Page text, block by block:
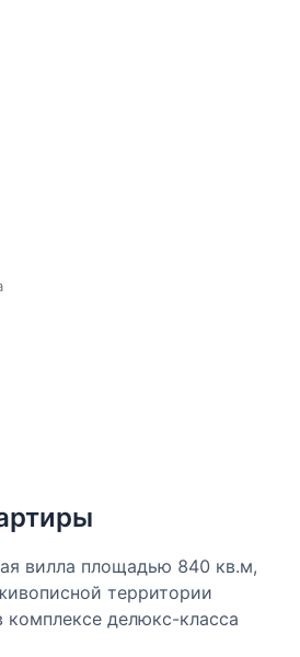
вилла площадью 840 кв.м,
территории
комплексе делюкс-класса